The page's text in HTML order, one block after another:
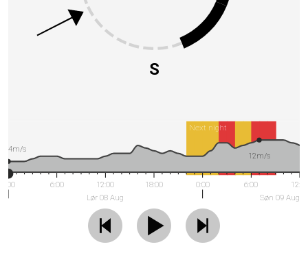
S
Next night
0:00 6:00
12:00
Lør 08 Aug
18:00 0:00 6:00
Søn 09 Aug
12m/s
4m/s